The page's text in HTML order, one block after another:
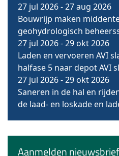
27 jul 2026-27 aug 2026
Bouwrijp maken
geohydrologisch
27 jul 2026-29 okt 2026
Laden en vervoeren AVI
halfase 5 naar depot AVI
27 jul 2026-29 okt 2026
Saneren in de hal en
de laad- en loskade en
Aanmelden nieuwsbrief